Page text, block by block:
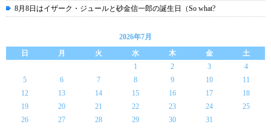
8月8日はイザーク・ジュールと砂金信一郎の誕生日（So what?
2026年7月
日
月 火 水 木 金
土
1
2 3
4
5
6 7 8 9 10
11
12
13 14 15 16 17
18
19
20 21 22 23 24
25
26
27 28 29 30 31